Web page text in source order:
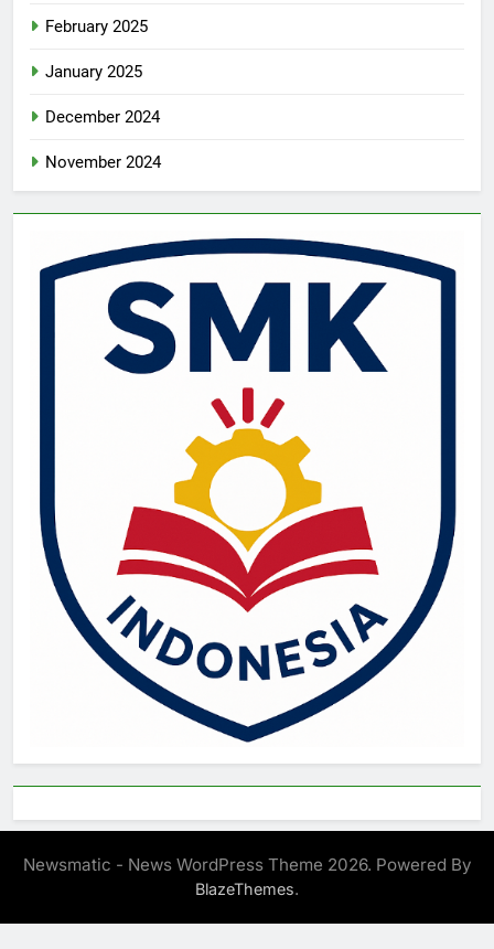
February 2025
January 2025
December 2024
November 2024
Newsmatic - News WordPress Theme 2026. Powered By
BlazeThemes.